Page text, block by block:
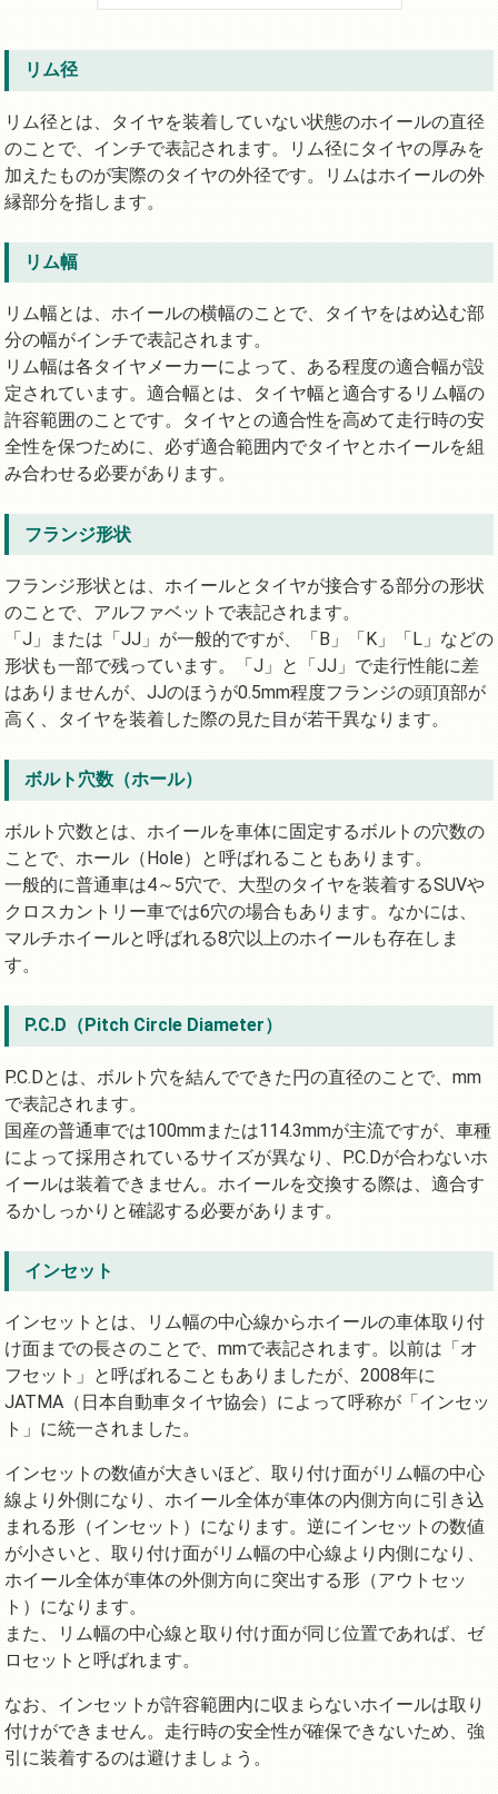
リム径
リム径とは、タイヤを装着していない状態のホイールの直径
のことで、インチで表記されます。リム径にタイヤの厚みを
加えたものが実際のタイヤの外径です。リムはホイールの外
縁部分を指します。
リム幅
リム幅とは、ホイールの横幅のことで、タイヤをはめ込む部
分の幅がインチで表記されます。
リム幅は各タイヤメーカーによって、ある程度の適合幅が設
定されています。適合幅とは、タイヤ幅と適合するリム幅の
許容範囲のことです。タイヤとの適合性を高めて走行時の安
全性を保つために、必ず適合範囲内でタイヤとホイールを組
み合わせる必要があります。
フランジ形状
フランジ形状とは、ホイールとタイヤが接合する部分の形状
のことで、アルファベットで表記されます。
「J」または「JJ」が一般的ですが、「B」「K」「L」などの
形状も一部で残っています。「J」と「JJ」で走行性能に差
はありませんが、JJのほうが0.5mm程度フランジの頭頂部が
高く、タイヤを装着した際の見た目が若干異なります。
ボルト穴数（ホール）
ボルト穴数とは、ホイールを車体に固定するボルトの穴数の
ことで、ホール（Hole）と呼ばれることもあります。
一般的に普通車は4～5穴で、大型のタイヤを装着するSUVや
クロスカントリー車では6穴の場合もあります。なかには、
マルチホイールと呼ばれる8穴以上のホイールも存在しま
す。
P.C.D（Pitch Circle Diameter）
P.C.Dとは、ボルト穴を結んでできた円の直径のことで、mm
で表記されます。
国産の普通車では100mmまたは114.3mmが主流ですが、車種
によって採用されているサイズが異なり、P.C.Dが合わないホ
イールは装着できません。ホイールを交換する際は、適合す
るかしっかりと確認する必要があります。
インセット
インセットとは、リム幅の中心線からホイールの車体取り付
け面までの長さのことで、mmで表記されます。以前は「オ
フセット」と呼ばれることもありましたが、2008年に
JATMA（日本自動車タイヤ協会）によって呼称が「インセッ
ト」に統一されました。
インセットの数値が大きいほど、取り付け面がリム幅の中心
線より外側になり、ホイール全体が車体の内側方向に引き込
まれる形（インセット）になります。逆にインセットの数値
が小さいと、取り付け面がリム幅の中心線より内側になり、
ホイール全体が車体の外側方向に突出する形（アウトセッ
ト）になります。
また、リム幅の中心線と取り付け面が同じ位置であれば、ゼ
ロセットと呼ばれます。
なお、インセットが許容範囲内に収まらないホイールは取り
付けができません。走行時の安全性が確保できないため、強
引に装着するのは避けましょう。